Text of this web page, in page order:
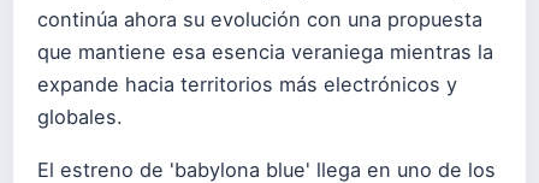
continúa ahora su evolución con una propuesta
que mantiene esa esencia veraniega mientras la
expande hacia territorios más electrónicos y
globales.
El estreno de 'babylona blue' llega en uno de los